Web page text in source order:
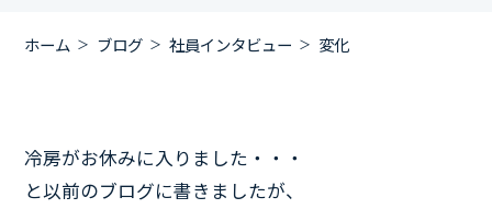
ホーム ブログ 社員インタビュー 変化
冷房がお休みに入りました・・・
と以前のブログに書きましたが、